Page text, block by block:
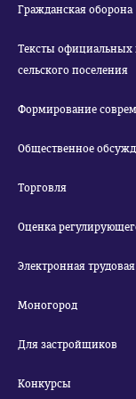
Гражданская оборона
Тексты официальных
сельского поселения
Общественное
Торговля
Оценка
Электронная
Моногород
Для застройщиков
Конкурсы